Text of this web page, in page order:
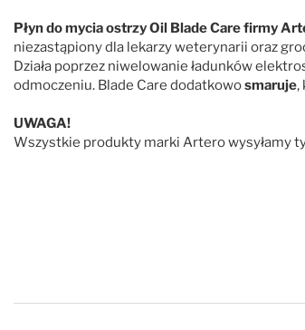
Płyn do mycia ostrzy Oil Blade Care firmy
niezastąpiony dla lekarzy weterynarii oraz
Działa poprzez niwelowanie ładunków
odmoczeniu. Blade Care dodatkowosmaruje,
UWAGA!
Wszystkie produkty marki Artero wysyłamy